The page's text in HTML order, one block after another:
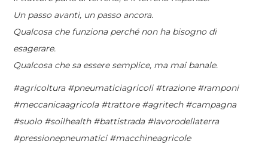
Un passo avanti, un passo ancora.
Qualcosa che funziona perché non ha bisogno di
esagerare.
Qualcosa che sa essere semplice, ma mai banale.
#agricoltura #pneumaticiagricoli #trazione #ramponi
#meccanicaagricola #trattore #agritech #campagna
#suolo #soilhealth #battistrada #lavorodellaterra
#pressionepneumatici #macchineagricole